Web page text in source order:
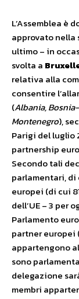
L’Assemblea è
approvato
ultimo – in
svolta a
relativa alla
consentire
(Albania,
Montenegro),
Parigi del luglio
partnership
Secondo tali
parlamentari,
europei (di cui
dell’UE – 3 per
Parlamento
partner europei
appartengono
sono
delegazione
membri